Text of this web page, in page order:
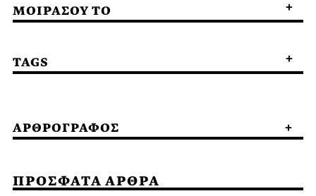
ΜΟΙΡΑΣΟΥ ΤΟ
TAGS
ΑΡΘΡΟΓΡΑΦΟΣ
ΠΡΟΣΦΑΤΑ ΑΡΘΡΑ